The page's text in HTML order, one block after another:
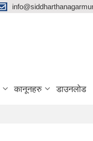
कानूनहरु डाउनलोड